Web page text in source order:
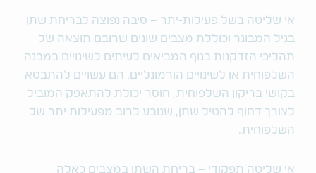
אי שליטה בשל פעילות-יתר – סיבה נפוצה לבריחת שתן
בגיל המבוגר וכוללת מצבים שונים שרובם תוצאה של
תהליכי הזדקנות בגוף המביאים לעיתים לשינויים במבנה
השלפוחית או לשינויים הורמונליים. הם עשויים להתבטא
בקושי בריקון השלפוחית, חוסר יכולת להתאפק המוביל
לצורך דחוף להטיל שתן, שנובע לרוב מפעילות יתר של
השלפוחית.
אי שליטה תפקודי – בריחת השתן במצבים כאלה